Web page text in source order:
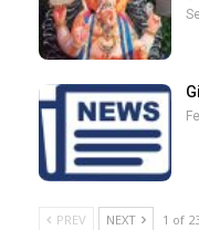
PREV NEXT 1 of